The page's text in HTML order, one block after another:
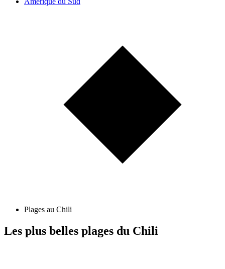
Plages au Chili
Les plus belles plages du Chili